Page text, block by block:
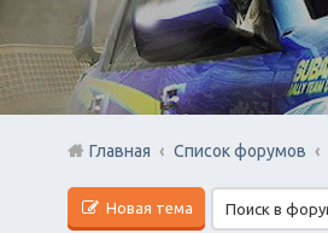
Главная Список форумов
Новая тема